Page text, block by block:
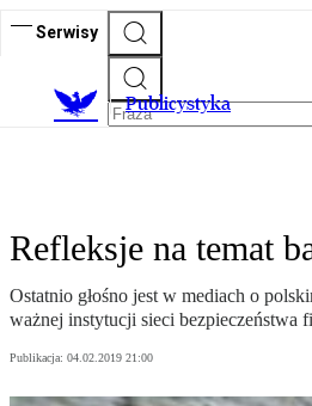
Serwisy
Publicystyka
Refleksje na temat
Ostatnio głośno jest w mediach o
ważnej instytucji sieci bezpieczeństwa
Publikacja: 04.02.2019 21:00